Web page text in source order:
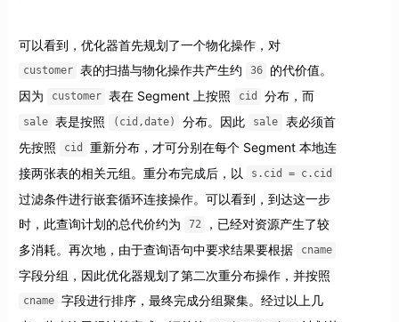
可以看到，优化器首先规划了一个物化操作，对
customer 表的扫描与物化操作共产生约 36
的代价值。
因为
customer 表在 Segment 上按照 cid 分布，而
sale 表是按照 (cid,date) 分布。因此 sale
表必须首
先按照
cid
重新分布，才可分别在每个 Segment 本地连
接两张表的相关元组。重分布完成后，以
s.cid = c.cid
过滤条件进行嵌套循环连接操作。可以看到，到达这一步
时，此查询计划的总代价约为
72
，已经对资源产生了较
多消耗。再次地，由于查询语句中要求结果要根据
cname
字段分组，因此优化器规划了第二次重分布操作，并按照
cname
字段进行排序，最终完成分组聚集。经过以上几